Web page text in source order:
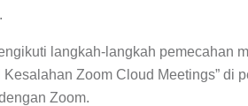
langkah-langkah pemecahan
Kesalahan Zoom Cloud Meetings” di
Zoom.